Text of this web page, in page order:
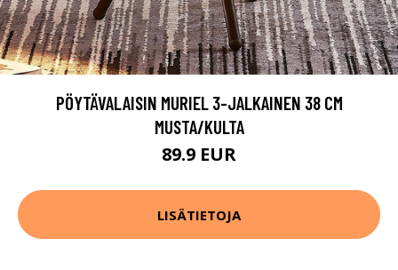
PÖYTÄVALAISIN MURIEL 3-JALKAINEN 38 CM
MUSTA/KULTA
89.9 EUR
LISÄTIETOJA